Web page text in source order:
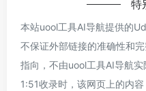
特
本站uool工具AI导航提供的
不保证外部链接的准确性和
指向，不由uool工具AI导航
1:51收录时，该网页上的内